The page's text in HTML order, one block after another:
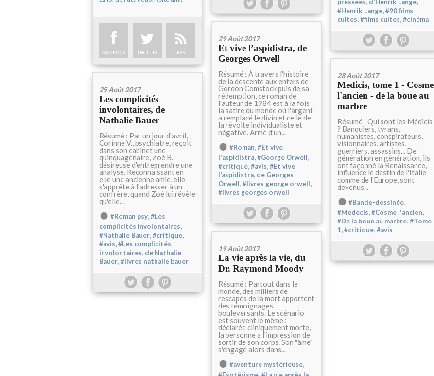
FACEBOOK TWITTER RSS
pressées, d'Henrik Lange
#Henrik Lange,#90 films
cultes,#films cultes,#cinéma
29 Août 2017
Et vive l’aspidistra, de
Georges Orwell
Résumé : À travers l'histoire
de la descente aux enfers de
Gordon Comstock puis de sa
rédemption, ce roman de
l'auteur de 1984 est à la fois
la satire du monde où l'argent
a remplacé le divin et celle de
la révolte individualiste et
négative. Armé d'un...
#Roman,#Et vive
l'aspidistra,#George Orwell,
#critique,#avis,#Et vive
l’aspidistra, de Georges
Orwell,#livres george orwell,
#livres georges orwell
28 Août 2017
Medicis, tome 1 - Cosme
l'ancien - de la boue au
marbre
Résumé : Qui sont les Médicis
? Banquiers, tyrans,
humanistes, conspirateurs,
visionnaires, artistes,
guerriers, assassins... De
génération en génération, ils
ont façonné la Renaissance,
influencé le destin de l'Italie
comme de l'Europe, sont
devenus...
#Bande-dessinée,
#Medecis,#Cosme l'ancien,
#De la boue au marbre,#Tome
1,#critique,#avis
25 Août 2017
Les complicités
involontaires, de
Nathalie Bauer
Résumé : Par un jour d'avril,
Corinne V., psychiatre, reçoit
dans son cabinet une
quinquagénaire, Zoé B.,
désireuse d'entreprendre une
analyse. Reconnaissant en
elle une ancienne amie, elle
s'apprête à l'adresser à un
confrère, quand Zoé lui révèle
qu'elle...
#Roman psy,#Les
complicités involontaires,
#Nathalie Bauer,#critique,
#avis,#Les complicités
involontaires, de Nathalie
Bauer,#livres nathalie bauer
19 Août 2017
La vie après la vie, du
Dr. Raymond Moody
Résumé : Partout dans le
monde, des milliers de
rescapés de la mort apportent
des témoignages
bouleversants. Le scénario
est souvent le même :
déclarée cliniquement morte,
la personne a l'impression de
sortir de son corps. Son "âme"
s'engage alors dans...
#aventure mystérieuse,